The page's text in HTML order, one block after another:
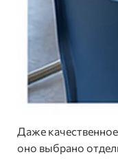
Даже
оно выбрано